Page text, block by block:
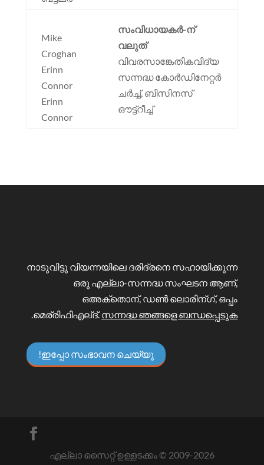
സംവിധായകർ-ന്
വലുത്
വിവരസാങ്കേതികവിദ്യ
സന്നദ്ധ കോർഡിനേറ്റർ
ചർച്ച്, ബിസിനസ്
ഔട്ട്റീച്ച്
Mike
Croghan
Erinn
Connor
Erinn
Connor
നാടുവിട്ടു വിയന്നയിലെ ദരിദ്രനെ സഹായിക്കുന്ന
ഒരു എല്ലാ-സന്നദ്ധ സംഘടന ആണ്,
ഒഅക്തൊന്, ഡൺ ലൊരിന്ഗ്, ഒപ്പം
മെര്രിഫിഎല്ദ്.സന്നദ്ധ ഞങ്ങളെ ബന്ധപ്പെടുക
.
ഇപ്പോ സംഭാവന ചെയ്യു!
എല്ലാ സൈറ്റ് ഉള്ളടക്കം © 2009-2026